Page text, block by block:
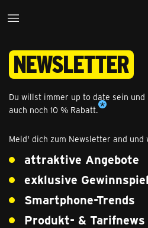
News­letter
Du willst immer up to date sein
auch noch 10 % Rabatt.
Meld' dich zum Newsletter and
attraktive Angebote
exklusive
Smartphone-Trends
Produkt- & Tarifnews